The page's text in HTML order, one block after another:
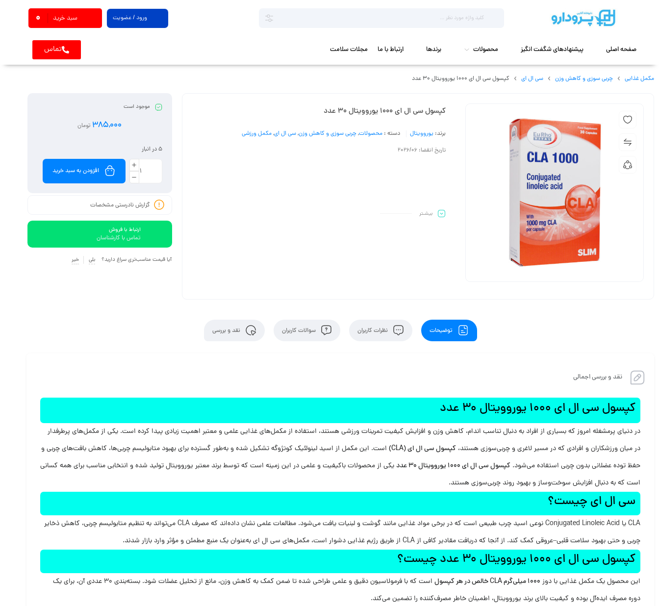
ورود / عضویت سبد خرید 0
صفحه اصلی پیشنهادهای شگفت انگیز محصولات برندها ارتباط با ما مجلات سلامت تماس
مکمل غذایی چربی سوزی و کاهش وزن سی ال ای کپسول سی ال ای 1000 یوروویتال 30 عدد
کپسول سی ال ای 1000 یوروویتال 30 عدد
برند: یوروویتال دسته : محصولات,چربی سوزی و کاهش وزن,سی ال ای,مکمل ورزشی
تاریخ انقضا: 2026/06
بیشـتر
موجود است
385,000 تومان
5 در انبار
افزودن به سبد خرید
گزارش نادرستی مشخصات
ارتباط با فروش
تماس با کارشناسان
آیا قیمت مناسب‌تری سراغ دارید؟ بلی خیر
توضیحات نظرات کاربران سوالات کاربران نقد و بررسی
نقد و بررسی اجمالی
کپسول سی ال ای 1000 یوروویتال 30 عدد
در دنیای پرمشغله امروز که بسیاری از افراد به دنبال تناسب اندام، کاهش وزن و افزایش کیفیت تمرینات ورزشی هستند، استفاده از مکمل‌های غذایی علمی و معتبر اهمیت زیادی پیدا کرده است. یکی از مکمل‌های پرطرفدار
در میان ورزشکاران و افرادی که در مسیر لاغری و چربی‌سوزی هستند، کپسول سی ال ای (CLA)
است. این مکمل از اسید لینولئیک کونژوگه تشکیل شده و به‌طور گسترده برای بهبود متابولیسم چربی‌ها، کاهش بافت‌های چربی و
حفظ توده عضلانی بدون چربی استفاده می‌شود. کپسول سی ال ای 1000 یوروویتال 30 عدد
یکی از محصولات باکیفیت و علمی در این زمینه است که توسط برند معتبر یوروویتال تولید شده و انتخابی مناسب برای همه کسانی
است که به دنبال افزایش سوخت‌وساز و بهبود روند چربی‌سوزی هستند.
سی ال ای چیست؟
CLA یا Conjugated Linoleic Acid نوعی اسید چرب طبیعی است که در برخی مواد غذایی مانند گوشت و لبنیات یافت می‌شود. مطالعات علمی نشان داده‌اند که مصرف CLA می‌تواند به تنظیم متابولیسم چربی، کاهش ذخایر
چربی و حتی بهبود سلامت قلبی‌–عروقی کمک کند. از آنجا که دریافت مقادیر کافی از CLA از طریق رژیم غذایی دشوار است، مکمل‌های سی ال ای به‌عنوان یک منبع مطمئن و مؤثر وارد بازار شدند.
کپسول سی ال ای 1000 یوروویتال 30 عدد چیست؟
این محصول یک مکمل غذایی با دوز 1000 میلی‌گرم CLA خالص در هر کپسول
است که با فرمولاسیون دقیق و علمی طراحی شده تا ضمن کمک به کاهش وزن، مانع از تحلیل عضلات شود. بسته‌بندی 30 عددی آن، برای یک
دوره مصرف ایده‌آل بوده و کیفیت بالای برند یوروویتال، اطمینان خاطر مصرف‌کننده را تضمین می‌کند.